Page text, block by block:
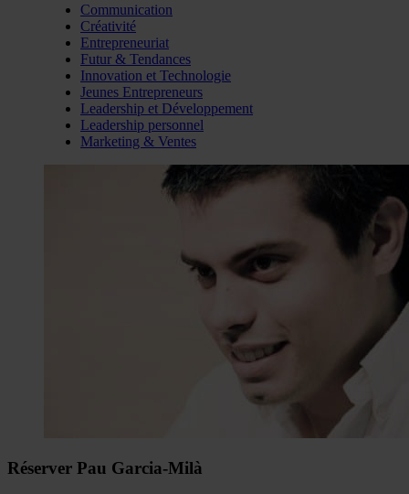
Communication
Créativité
Entrepreneuriat
Futur & Tendances
Innovation et Technologie
Jeunes Entrepreneurs
Leadership et Développement
Leadership personnel
Marketing & Ventes
Réserver Pau Garcia-Milà